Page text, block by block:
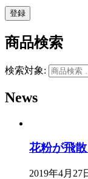
商品検索
検索対象:
News
花粉が飛
2019年4月27